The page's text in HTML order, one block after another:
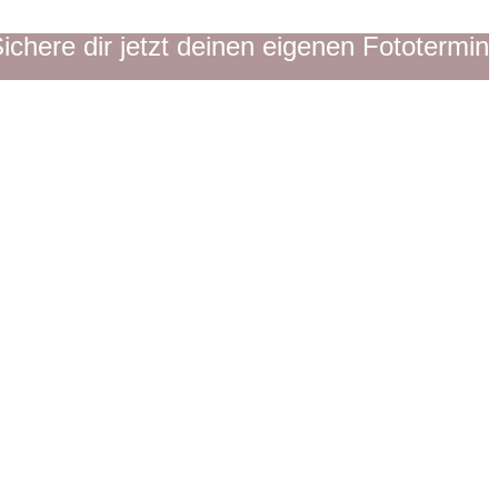
dir jetzt deinen eigenen Fototermin